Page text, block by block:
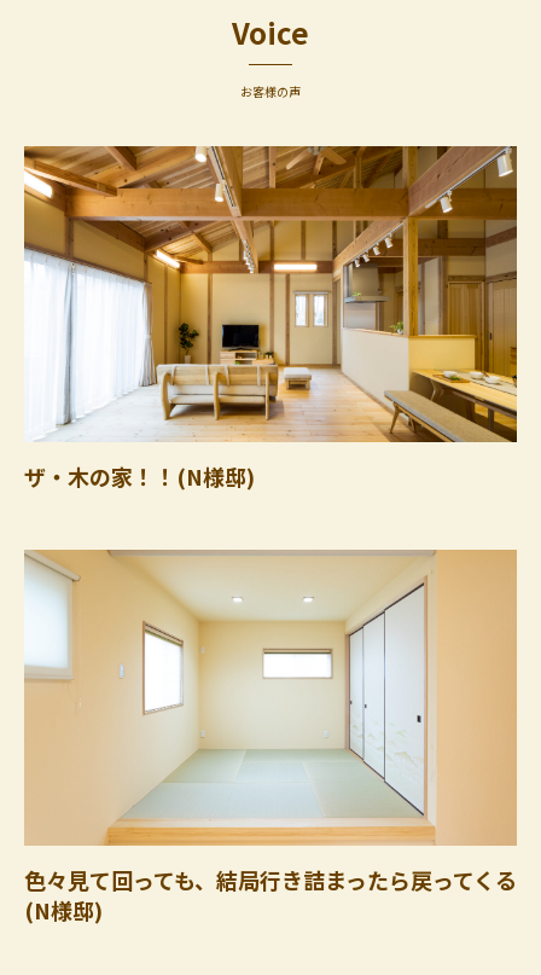
Voice
お客様の声
ザ・木の家！！(N様邸)
色々見て回っても、結局行き詰まったら戻ってくる
(N様邸)